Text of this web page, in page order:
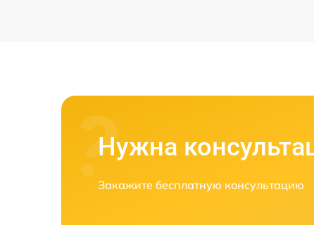
Нужна
Закажите бесплатную консультацию